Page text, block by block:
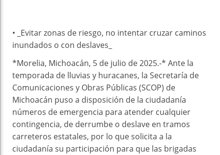
• _Evitar zonas de riesgo, no intentar cruzar caminos
inundados o con deslaves_
*Morelia, Michoacán, 5 de julio de 2025.-* Ante la
temporada de lluvias y huracanes, la Secretaría de
Comunicaciones y Obras Públicas (SCOP) de
Michoacán puso a disposición de la ciudadanía
números de emergencia para atender cualquier
contingencia, de derrumbe o deslave en tramos
carreteros estatales, por lo que solicita a la
ciudadanía su participación para que las brigadas